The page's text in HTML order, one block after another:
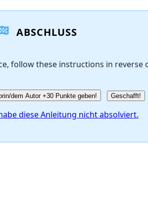
ABSCHLUSS
follow these instructions in reverse
dem Autor +30 Punkte geben! Geschafft!
diese Anleitung nicht absolviert.